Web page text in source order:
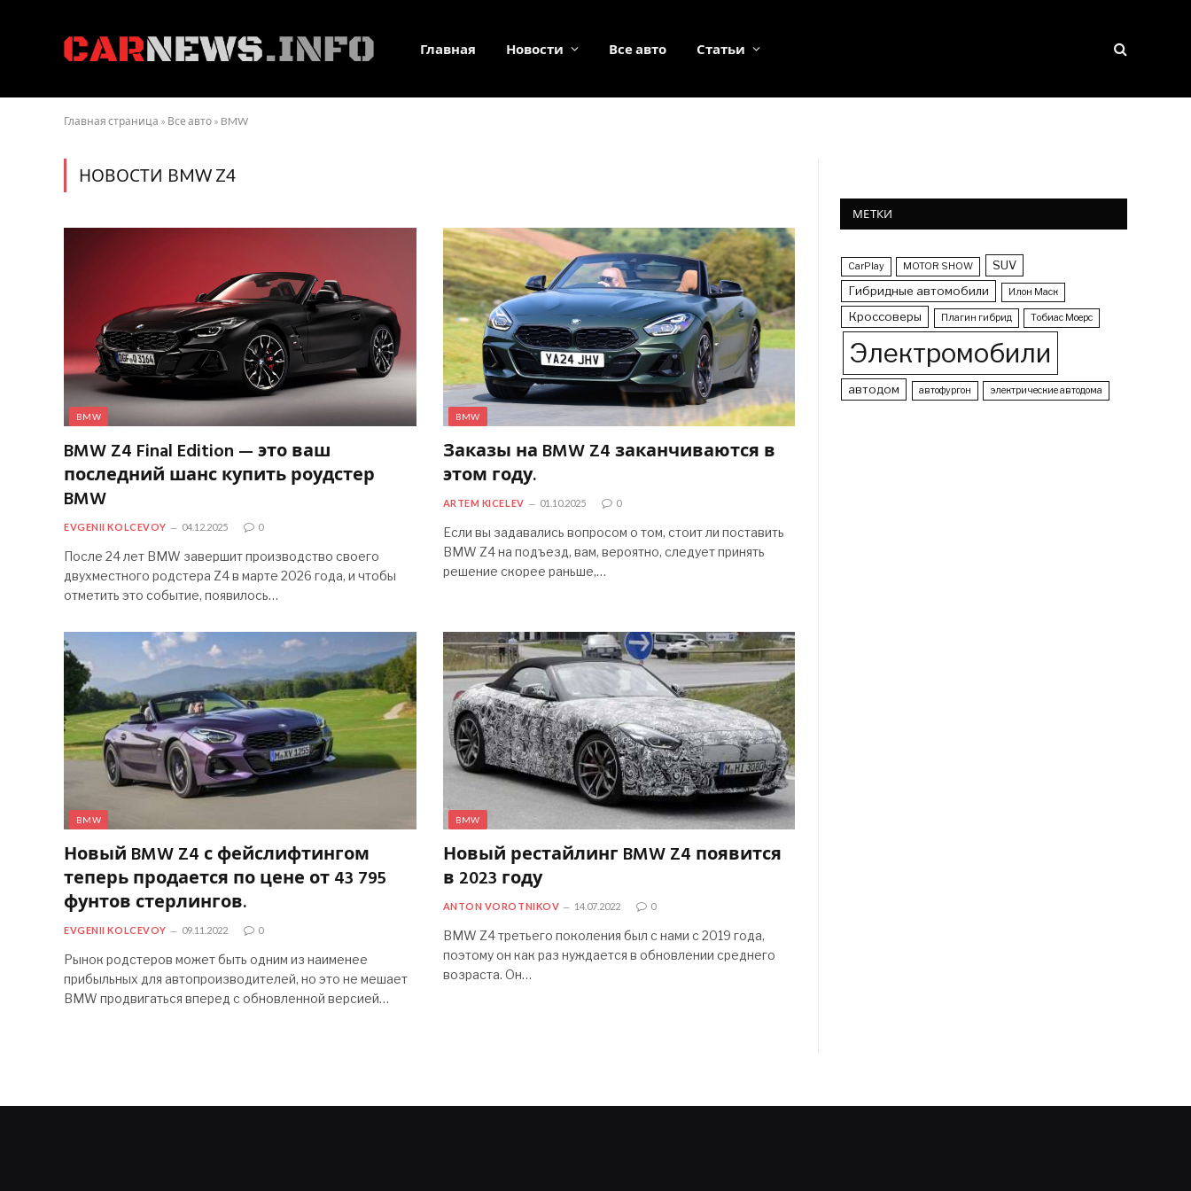
Главная Новости Все авто Статьи
Главная страница » Все авто » BMW
НОВОСТИ BMW Z4
BMW
BMW Z4 Final Edition — это ваш
последний шанс купить роудстер
BMW
EVGENII KOLCEVOY 04.12.2025 0
После 24 лет BMW завершит производство своего
двухместного родстера Z4 в марте 2026 года, и чтобы
отметить это событие, появилось…
BMW
Заказы на BMW Z4 заканчиваются в
этом году.
ARTEM KICELEV 01.10.2025 0
Если вы задавались вопросом о том, стоит ли поставить
BMW Z4 на подъезд, вам, вероятно, следует принять
решение скорее раньше,…
BMW
Новый BMW Z4 с фейслифтингом
теперь продается по цене от 43 795
фунтов стерлингов.
EVGENII KOLCEVOY 09.11.2022 0
Рынок родстеров может быть одним из наименее
прибыльных для автопроизводителей, но это не мешает
BMW продвигаться вперед с обновленной версией…
BMW
Новый рестайлинг BMW Z4 появится
в 2023 году
ANTON VOROTNIKOV 14.07.2022 0
BMW Z4 третьего поколения был с нами с 2019 года,
поэтому он как раз нуждается в обновлении среднего
возраста. Он…
МЕТКИ
CarPlay MOTOR SHOW
SUV
Гибридные автомобили
Илон Маск
Кроссоверы Плагин гибрид Тобиас Моерс
Электромобили
автодом автофургон электрические автодома